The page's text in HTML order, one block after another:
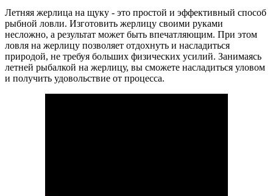
Летняя жерлица на щуку - это простой и эффективный способ
рыбной ловли. Изготовить жерлицу своими руками
несложно, а результат может быть впечатляющим. При этом
ловля на жерлицу позволяет отдохнуть и насладиться
природой, не требуя больших физических усилий. Занимаясь
летней рыбалкой на жерлицу, вы сможете насладиться уловом
и получить удовольствие от процесса.